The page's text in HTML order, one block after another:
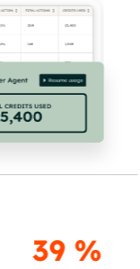
39 %